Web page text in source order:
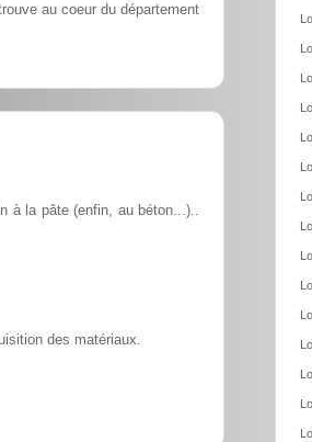
au coeur du département
à la pâte (enfin, au béton...)..
des matériaux.